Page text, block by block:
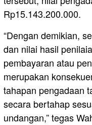
Rp15.143.200.000.
“Dengan demikian,
dan nilai hasil
pembayaran atau
merupakan
tahapan pengadaan
secara bertahap
undangan,” tegas